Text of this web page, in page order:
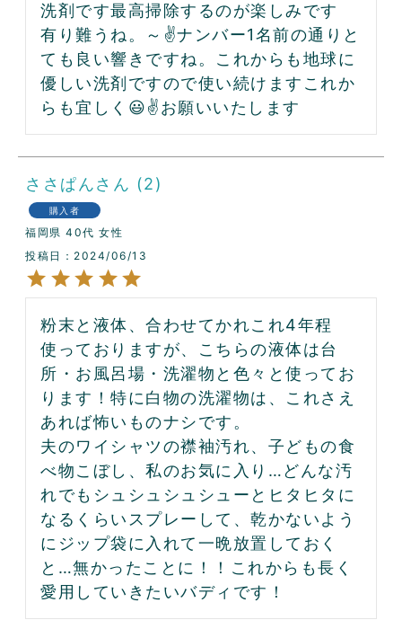
洗剤です最高掃除するのが楽しみです
有り難うね。～✌️ナンバー1名前の通りと
ても良い響きですね。これからも地球に
優しい洗剤ですので使い続けますこれか
らも宜しく😃✌️お願いいたします
ささぱん 2
購入者
福岡県 40代 女性
投稿日
2024/06/13
粉末と液体、合わせてかれこれ4年程
使っておりますが、こちらの液体は台
所・お風呂場・洗濯物と色々と使ってお
ります！特に白物の洗濯物は、これさえ
あれば怖いものナシです。
夫のワイシャツの襟袖汚れ、子どもの食
べ物こぼし、私のお気に入り…どんな汚
れでもシュシュシュシューとヒタヒタに
なるくらいスプレーして、乾かないよう
にジップ袋に入れて一晩放置しておく
と…無かったことに！！これからも長く
愛用していきたいバディです！